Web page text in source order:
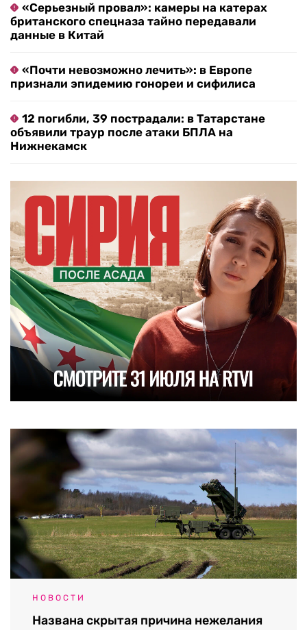
«Серьезный провал»: камеры на катерах
британского спецназа тайно передавали
данные в Китай
«Почти невозможно лечить»: в Европе
признали эпидемию гонореи и сифилиса
12 погибли, 39 пострадали: в Татарстане
объявили траур после атаки БПЛА на
Нижнекамск
НОВОСТИ
Названа скрытая причина нежелания